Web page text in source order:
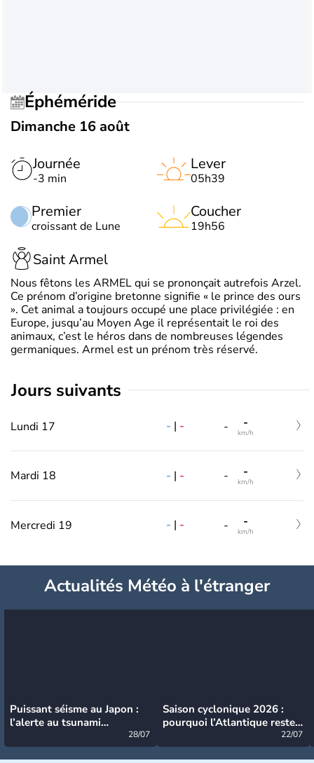
Éphéméride
Dimanche 16 août
Journée
-3 min
Premier
croissant de Lune
Lever
05h39
Coucher
19h56
Saint Armel
Nous fêtons les ARMEL qui se prononçait autrefois Arzel.
Ce prénom d’origine bretonne signifie « le prince des ours
». Cet animal a toujours occupé une place privilégiée : en
Europe, jusqu’au Moyen Age il représentait le roi des
animaux, c’est le héros dans de nombreuses légendes
germaniques. Armel est un prénom très réservé.
jours suivants
Lundi 17 - | - - -
km/h
Mardi 18 - | - - -
km/h
Mercredi 19 - | - - -
km/h
Actualités Météo à l'étranger
Puissant séisme au Japon :
l’alerte au tsunami
28/07
Saison cyclonique 2026 :
pourquoi l’Atlantique reste
22/07